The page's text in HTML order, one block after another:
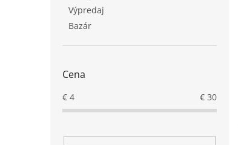
Výpredaj
Bazár
Cena
€ 4 € 30